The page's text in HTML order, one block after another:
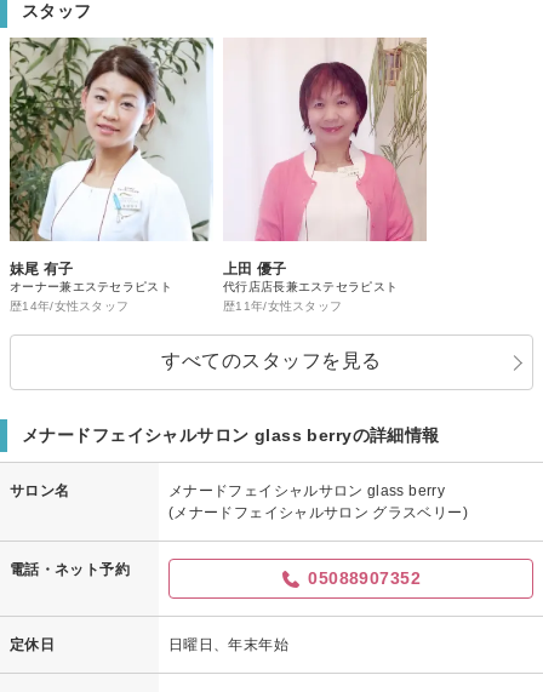
スタッフ
妹尾 有子
オーナー兼エステセラピスト
歴14年/女性スタッフ
上田 優子
代行店店長兼エステセラピスト
歴11年/女性スタッフ
すべてのスタッフを見る
メナードフェイシャルサロン glass berryの詳細情報
サロン名
メナードフェイシャルサロン glass berry
(メナードフェイシャルサロン グラスベリー)
電話・ネット予約 05088907352
定休日 日曜日、年末年始